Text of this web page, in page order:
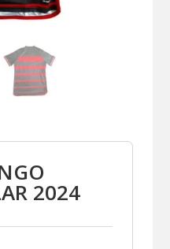
2024